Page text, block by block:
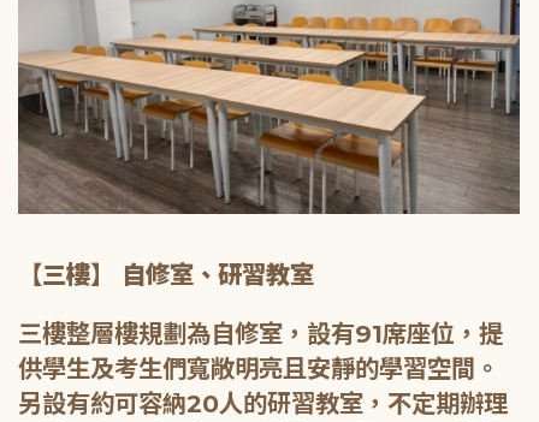
【三樓】 自修室、研習教室
三樓整層樓規劃為自修室，設有91席座位，提
供學生及考生們寬敞明亮且安靜的學習空間。
另設有約可容納20人的研習教室，不定期辦理